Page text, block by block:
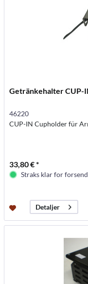
Getränkehalter CUP-
46220
CUP-IN Cupholder für
33,80 € *
Straks klar for
Detaljer